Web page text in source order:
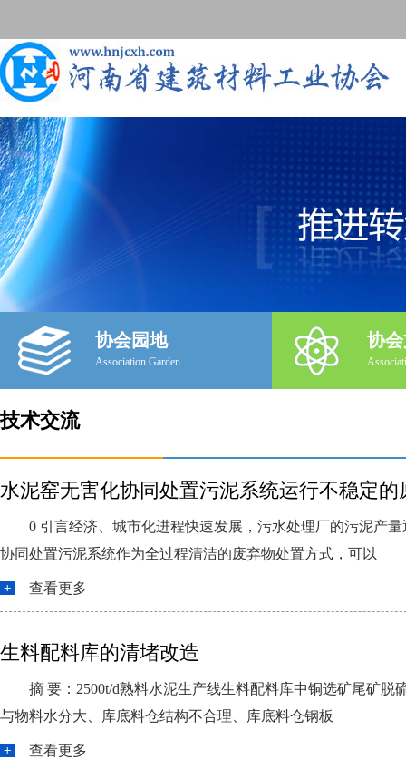
协会园地
Association Garden
协
技术交流
水泥窑无害化协同处置污泥系统运行不稳定的
0 引言经济、城市化进程快速发展，污水处理厂的污泥产
协同处置污泥系统作为全过程清洁的废弃物处置方式，可以
查看更多
生料配料库的清堵改造
摘 要：2500t/d熟料水泥生产线生料配料库中铜选矿尾矿
与物料水分大、库底料仓结构不合理、库底料仓钢板
查看更多